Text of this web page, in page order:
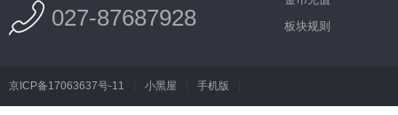
027-87687928
板块规则
京ICP备17063637号-11 小黑屋 手机版